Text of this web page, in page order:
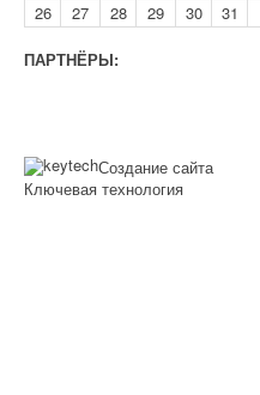
26
27 28 29 30 31
ПАРТНЁРЫ:
Создание сайта
Ключевая технология